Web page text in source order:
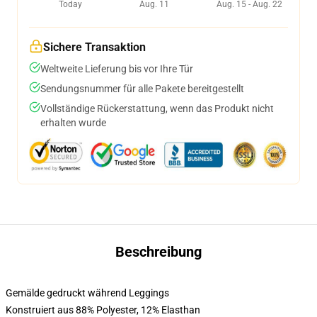
Today
Aug. 11
Aug. 15 - Aug. 22
Sichere Transaktion
Weltweite Lieferung bis vor Ihre Tür
Sendungsnummer für alle Pakete bereitgestellt
Vollständige Rückerstattung, wenn das Produkt nicht
erhalten wurde
Beschreibung
Gemälde gedruckt während Leggings
Konstruiert aus 88% Polyester, 12% Elasthan